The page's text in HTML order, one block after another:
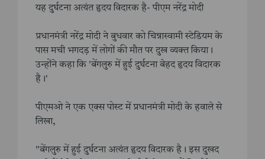
यह दुर्घटना अत्यंत हृदय विदारक है- पीएम नरेंद्र मोदी
प्रधानमंत्री नरेंद्र मोदी ने बुधवार को चिन्नास्वामी स्टेडियम के
पास मची भगदड़ में लोगों की मौत पर दुख व्यक्त किया।
उन्होंने कहा कि 'बेंगलुरु में हुई दुर्घटना बेहद हृदय विदारक
है।'
पीएमओ ने एक एक्स पोस्ट में प्रधानमंत्री मोदी के हवाले से
लिखा,
"बेंगलुरु में हुई दुर्घटना अत्यंत हृदय विदारक है। इस दुखद